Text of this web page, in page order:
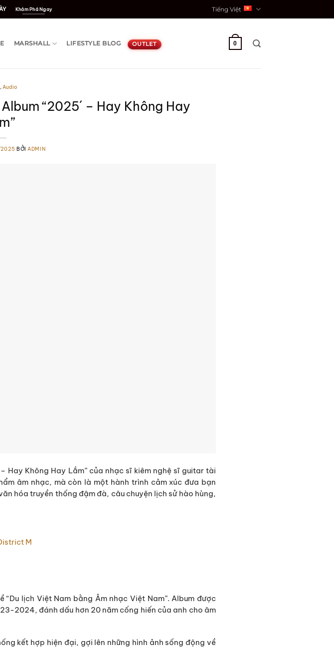
Khám Phá Ngay Tiếng Việt
MARSHALL LIFESTYLE BLOG OUTLET 0
,Audio
“2025´ – Hay Không Hay
BỞIADMIN
Hay Không Hay Lắm” của nhạc sĩ kiêm nghệ sĩ guitar tài
âm nhạc, mà còn là một hành trình cảm xúc đưa bạn
hóa truyền thống đậm đà, câu chuyện lịch sử hào hùng,
M
“Du lịch Việt Nam bằng Âm nhạc Việt Nam”. Album được
2024, đánh dấu hơn 20 năm cống hiến của anh cho âm
kết hợp hiện đại, gợi lên những hình ảnh sống động về